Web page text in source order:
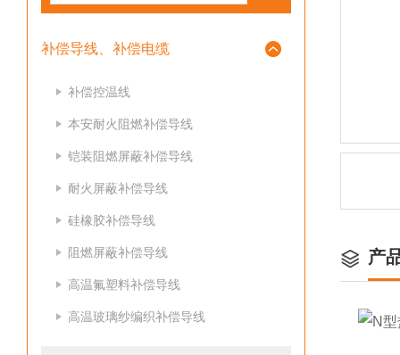
补偿导线、补偿电缆
补偿控温线
本安耐火阻燃补偿导线
铠装阻燃屏蔽补偿导线
耐火屏蔽补偿导线
硅橡胶补偿导线
阻燃屏蔽补偿导线
高温氟塑料补偿导线
高温玻璃纱编织补偿导线
产